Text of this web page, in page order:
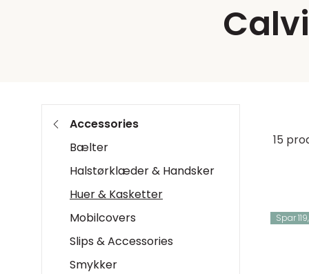
Accessories
Bælter
Halstørklæder & Handsker
Huer & Kasketter
Mobilcovers
Slips & Accessories
Smykker
15
Spar